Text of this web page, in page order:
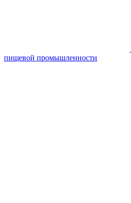
пищевой промышленности